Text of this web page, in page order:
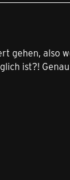
gehen, also
ist?!